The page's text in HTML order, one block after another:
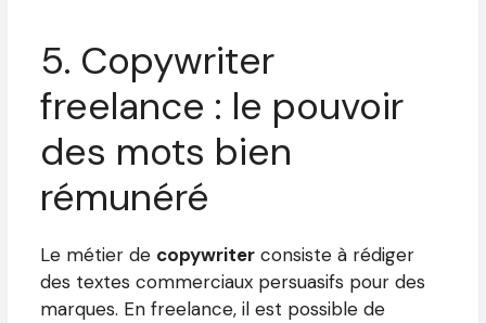
5. Copywriter
freelance : le pouvoir
des mots bien
rémunéré
Le métier de copywriter consiste à rédiger
des textes commerciaux persuasifs pour des
marques. En freelance, il est possible de